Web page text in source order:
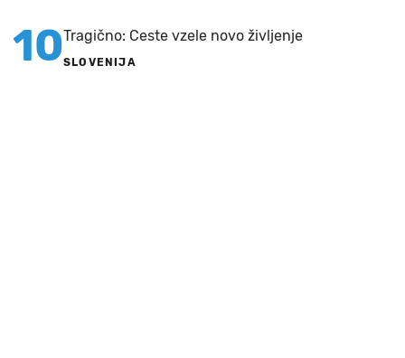
10Tragično: Ceste vzele novo življenje
SLOVENIJA